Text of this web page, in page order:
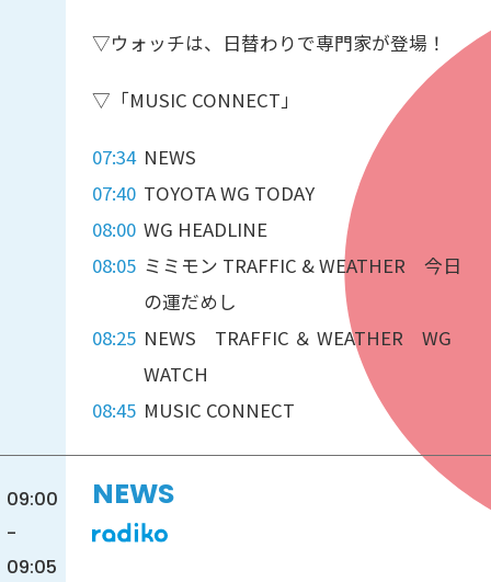
▽ウォッチは、日替わりで専門家が登場！
▽「MUSIC CONNECT」
07:34 NEWS
07:40 TOYOTA WG TODAY
08:00 WG HEADLINE
08:05 ミミモン TRAFFIC & WEATHER 今日
の運だめし
08:25 NEWS TRAFFIC ＆ WEATHER WG
WATCH
08:45 MUSIC CONNECT
09:00
-
09:05
NEWS